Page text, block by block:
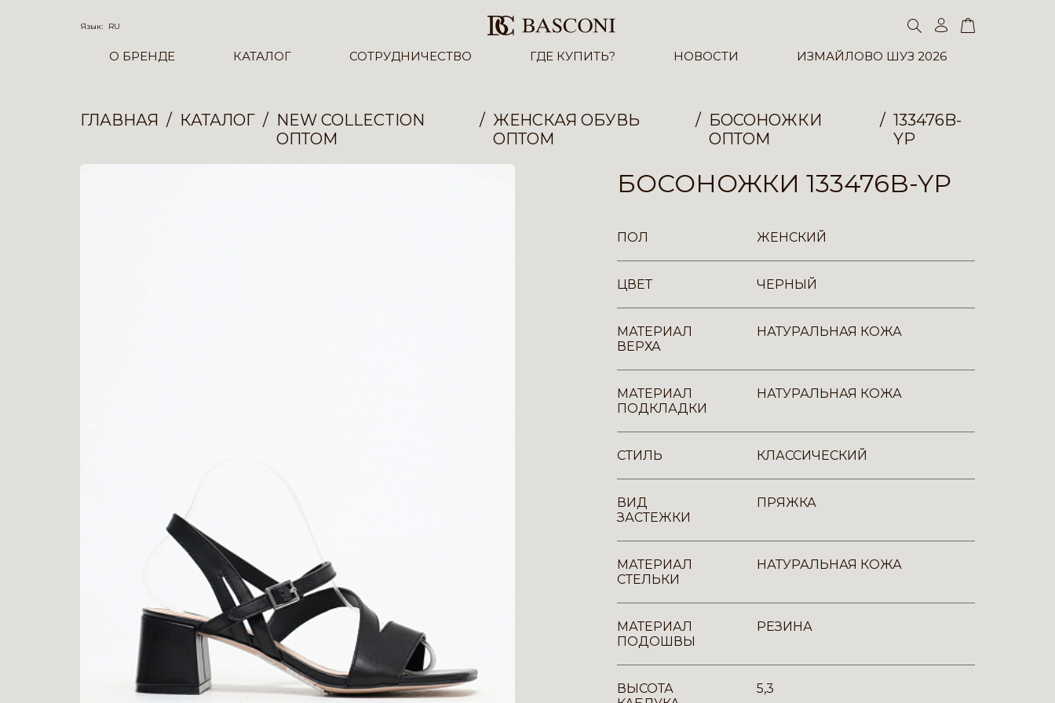
Язык: RU
О БРЕНДЕ КАТАЛОГ СОТРУДНИЧЕСТВО ГДЕ КУПИТЬ? НОВОСТИ ИЗМАЙЛОВО ШУЗ 2026
ГЛАВНАЯ КАТАЛОГ
NEW COLLECTION
ОПТОМ
ЖЕНСКАЯ ОБУВЬ
ОПТОМ
БОСОНОЖКИ
ОПТОМ
133476B-
YP
БОСОНОЖКИ 133476B-YP
ПОЛ ЖЕНСКИЙ
ЦВЕТ ЧЕРНЫЙ
МАТЕРИАЛ
ВЕРХА
НАТУРАЛЬНАЯ КОЖА
МАТЕРИАЛ
ПОДКЛАДКИ
НАТУРАЛЬНАЯ КОЖА
СТИЛЬ КЛАССИЧЕСКИЙ
ВИД
ЗАСТЕЖКИ
ПРЯЖКА
МАТЕРИАЛ
СТЕЛЬКИ
НАТУРАЛЬНАЯ КОЖА
МАТЕРИАЛ
ПОДОШВЫ
РЕЗИНА
ВЫСОТА
5,3